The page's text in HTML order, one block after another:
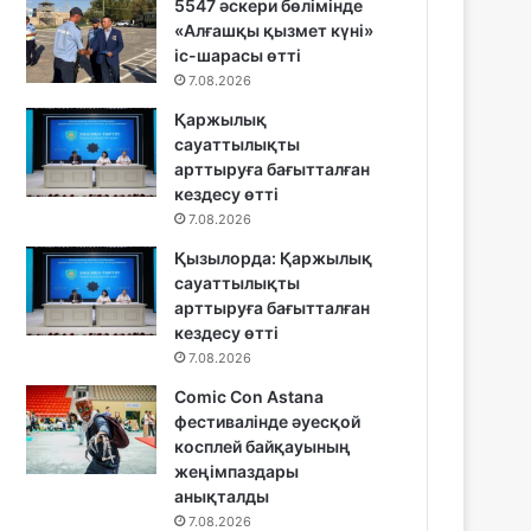
5547 әскери бөлімінде
«Алғашқы қызмет күні»
іс-шарасы өтті
7.08.2026
Қаржылық
сауаттылықты
арттыруға бағытталған
кездесу өтті
7.08.2026
Қызылорда: Қаржылық
сауаттылықты
арттыруға бағытталған
кездесу өтті
7.08.2026
Comic Con Astana
фестивалінде әуесқой
косплей байқауының
жеңімпаздары
анықталды
7.08.2026